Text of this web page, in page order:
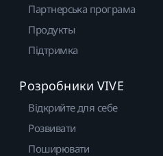
Партнерська програма
Продукты
Підтримка
Розробники VIVE
Відкрийте для себе
Розвивати
Поширювати